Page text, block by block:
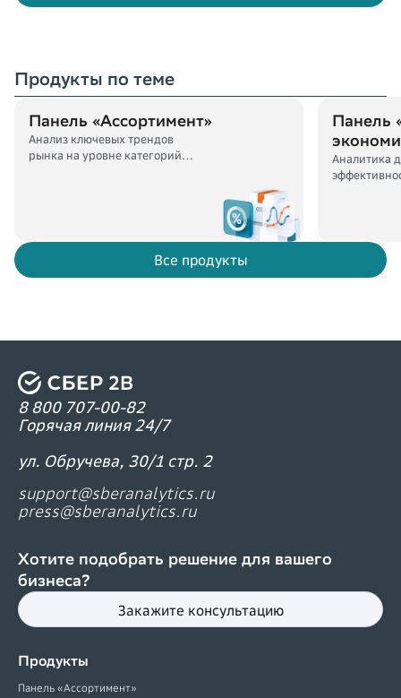
Продукты по теме
Панель «Ассортимент»
Анализ ключевых трендов
рынка на уровне категорий
Панель
Аналитика
Все продукты
8 800 707-00-82
Горячая линия 24/7
ул. Обручева, 30/1 стр. 2
support@sberanalytics.ru
press@sberanalytics.ru
Хотите подобрать решение для вашего
бизнеса?
Закажите консультацию
Продукты
Панель «Ассортимент»